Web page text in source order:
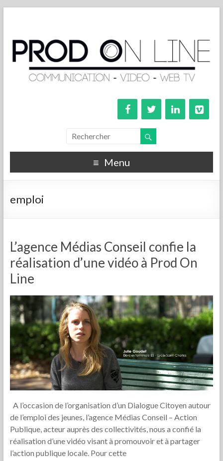
Menu
emploi
L’agence Médias Conseil confie la
réalisation d’une vidéo à Prod On
Line
A l’occasion de l’organisation d’un Dialogue Citoyen autour
de l’emploi des jeunes, l’agence Médias Conseil – Action
Publique, acteur auprès des collectivités, nous a confié la
réalisation d’une vidéo visant à promouvoir et à partager
l’action publique locale. Pour cette